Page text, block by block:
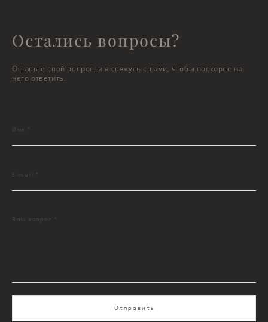
Остались вопросы?
Оставьте свой вопрос, и я свяжусь с вами, чтобы поскорее на
него ответить.
Имя *
E-mail *
Ваш вопрос *
Отправить